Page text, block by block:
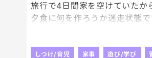
旅行で4日間家を空けていたか
夕食に何を作ろうか迷走状態で
しつけ/育児 家事 遊び/学び